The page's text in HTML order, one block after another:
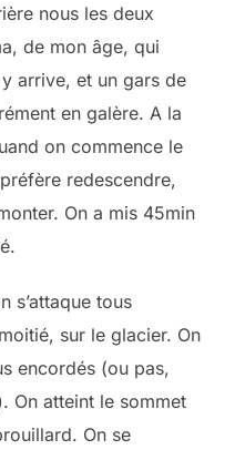
nous les deux
de mon âge, qui
arrive, et un gars de
en galère. A la
on commence le
redescendre,
On a mis 45min
s’attaque tous
sur le glacier. On
encordés (ou pas,
On atteint le sommet
On se